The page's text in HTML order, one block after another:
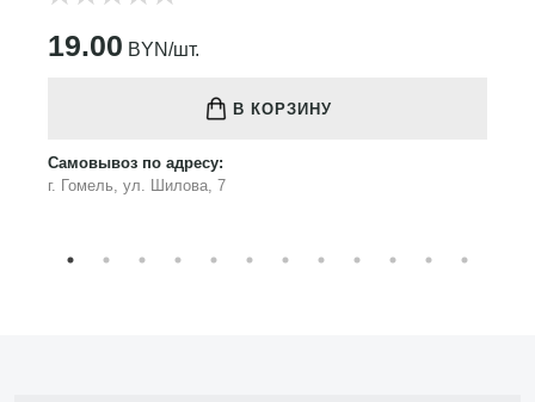
19.00 BYN/шт.
В КОРЗИНУ
Самовывоз по адресу:
г. Гомель, ул. Шилова, 7